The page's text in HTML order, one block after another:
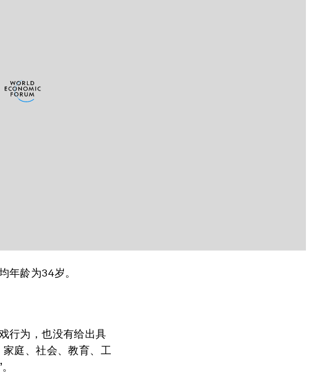
年龄为34岁。
行为，也没有给出具
庭、社会、教育、工